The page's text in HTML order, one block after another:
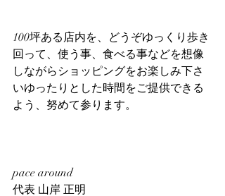
100坪ある店内を、どうぞゆっくり歩き
回って、使う事、食べる事などを想像
しながらショッピングをお楽しみ下さ
いゆったりとした時間をご提供できる
よう、努めて参ります。
pace around
代表 山岸 正明